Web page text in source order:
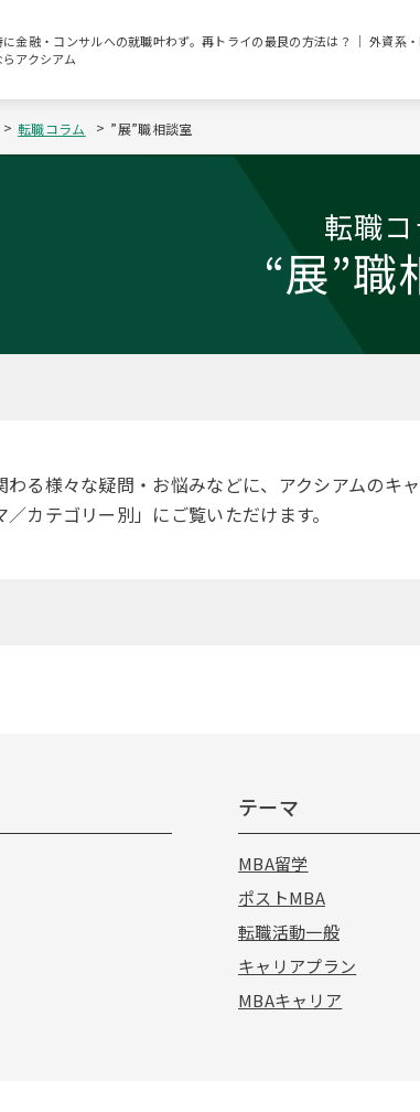
金融・コンサルへの就職叶わず。再トライの最良の方法は？ ｜ 外資系・
アクシアム
転職コラム ”展”職相談室
転職コ
“展”職
わる様々な疑問・お悩みなどに、アクシアムのキ
カテゴリー別」にご覧いただけます。
テーマ
MBA留学
ポストMBA
転職活動一般
キャリアプラン
MBAキャリア